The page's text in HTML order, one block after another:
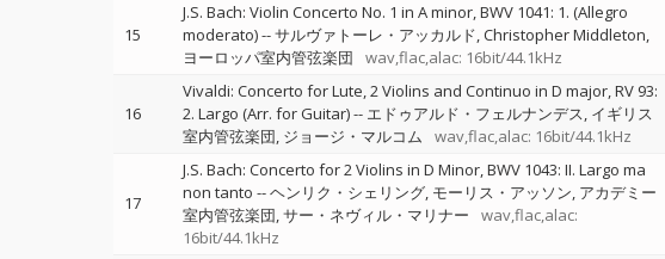
15
J.S. Bach: Violin Concerto No. 1 in A minor, BWV 1041: 1. (Allegro
moderato)--サルヴァトーレ・アッカルド Christopher Middleton
ヨーロッパ室内管弦楽団
wav,flac,alac: 16bit/44.1kHz
16
Vivaldi: Concerto for Lute, 2 Violins and Continuo in D major, RV 93:
2. Largo (Arr. for Guitar)-- エドゥアルド・フェルナンデス イギリス
室内管弦楽団 ジョージ・マルコム wav,flac,alac: 16bit/44.1kHz
17
J.S. Bach: Concerto for 2 Violins in D Minor, BWV 1043: II. Largo ma
non tanto --ヘンリク・シェリング モーリス・アッソン アカデミー
室内管弦楽団 サー・ネヴィル・マリナー
wav,flac,alac:
16bit/44.1kHz